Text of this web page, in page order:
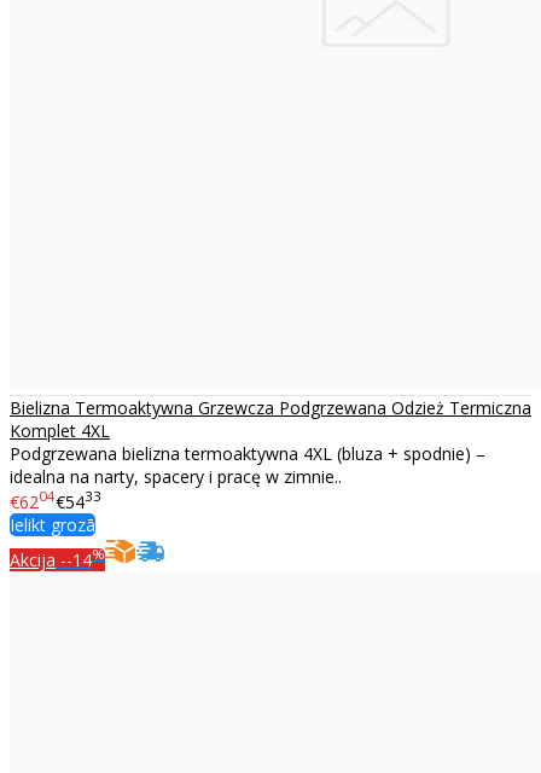
Bielizna Termoaktywna Grzewcza Podgrzewana Odzież Termiczna
Komplet 4XL
Podgrzewana bielizna termoaktywna 4XL (bluza + spodnie) –
idealna na narty, spacery i pracę w zimnie..
€6204€5433
Ielikt grozā
Akcija --14%